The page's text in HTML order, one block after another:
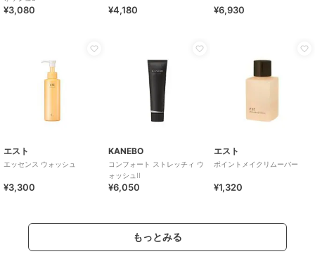
¥3,080 ¥4,180 ¥6,930
エスト
エッセンス ウォッシュ
¥3,300
KANEBO
コンフォート ストレッチィ ウ
ォッシュII
¥6,050
エスト
ポイントメイクリムーバー
¥1,320
もっとみる